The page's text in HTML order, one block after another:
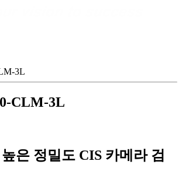
CLM-3L
은 정밀도 CIS 카메라 검